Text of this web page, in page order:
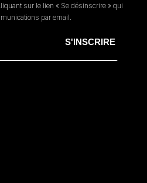
sur le lien « Se désinscrire » qui
par email.